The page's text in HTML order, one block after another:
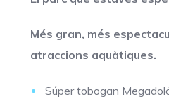
Més gran, més
atraccions aquàtiques.
Súper tobogan